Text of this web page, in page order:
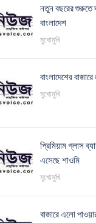
নতুন বছরের শুরুতে
বাংলাদেশ
মুখোমুখি
বাংলাদেশের
মুখোমুখি
প্রিমিয়াম গ্লাস
এসেছে শাওমি
মুখোমুখি
বাজারে এলো